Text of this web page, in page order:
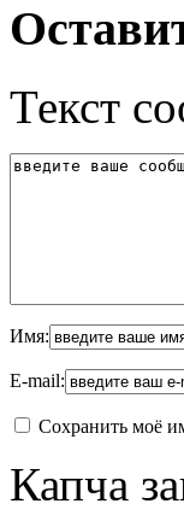
Текст
Имя:
E-mail:
Сохранить моё
Капча